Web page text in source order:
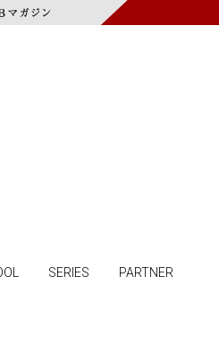
SERIES PARTNER